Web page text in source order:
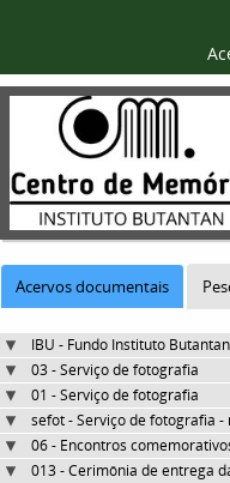
Acervos documentais
IBU - Fundo Instituto Butantan
03 - Serviço de fotografia
01 - Serviço de fotografia
sefot - Serviço de fotografia
06 - Encontros
013 - Cerimônia de entrega